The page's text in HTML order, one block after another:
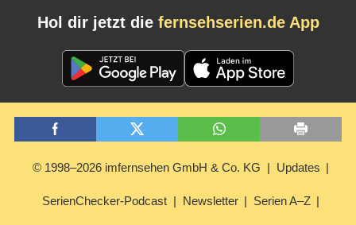
Hol dir jetzt die fernsehserien.de App
© 1998–2026 imfernsehen GmbH & Co. KG Updates
SerienChecker-Podcast Newsletter Serien A–Z